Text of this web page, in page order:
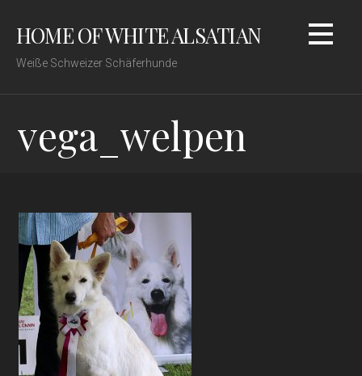
InhaltHOME OF WHITE ALSATIAN
Weiße Schweizer Schäferhunde
vega_welpen